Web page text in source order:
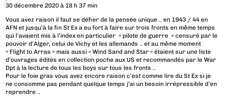
30 décembre 2020 à 18 h 37 min
Vous avez raison il faut se défier de la pensée unique .. en 1943 / 44 en
AFN et jusqu’à la fin St Ex a eu fort à faire sur trois fronts en même temps
qui l’avaient mis à l’index en particulier » pilote de guerre » censuré par le
pouvoir d’Alger, celui de Vichy et les allemands .. et au même moment
« Flight to Arras » mais aussi « Wind Sand and Star » étaient sur une liste
d’ouvrages édités en collection poche aux US et recommandés par le War
Dpt à la lecture de tous les boys sur tous les fronts ..
Pour le foie gras vous avez encore raison c’est comme lire du St Ex si je
ne consomme pas pendant quelque temps j’ai un besoin irrépressible d’en
reprendre ..